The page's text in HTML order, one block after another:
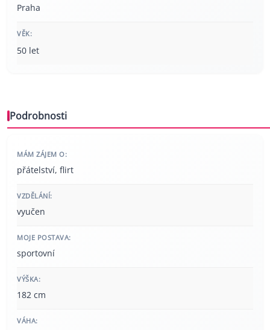
Praha
VĚK:
50 let
Podrobnosti
MÁM ZÁJEM O:
přátelství, flirt
VZDĚLÁNÍ:
vyučen
MOJE POSTAVA:
sportovní
VÝŠKA:
182 cm
VÁHA: